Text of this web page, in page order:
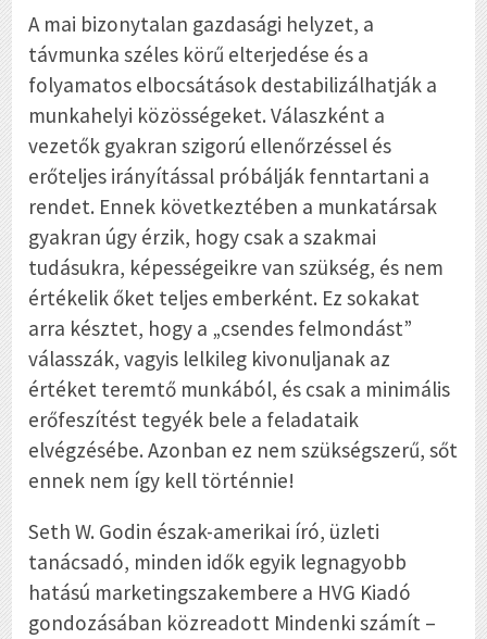
A mai bizonytalan gazdasági helyzet, a
távmunka széles körű elterjedése és a
folyamatos elbocsátások destabilizálhatják a
munkahelyi közösségeket. Válaszként a
vezetők gyakran szigorú ellenőrzéssel és
erőteljes irányítással próbálják fenntartani a
rendet. Ennek következtében a munkatársak
gyakran úgy érzik, hogy csak a szakmai
tudásukra, képességeikre van szükség, és nem
értékelik őket teljes emberként. Ez sokakat
arra késztet, hogy a „csendes felmondást”
válasszák, vagyis lelkileg kivonuljanak az
értéket teremtő munkából, és csak a minimális
erőfeszítést tegyék bele a feladataik
elvégzésébe. Azonban ez nem szükségszerű, sőt
ennek nem így kell történnie!
Seth W. Godin észak-amerikai író, üzleti
tanácsadó, minden idők egyik legnagyobb
hatású marketingszakembere a HVG Kiadó
gondozásában közreadott Mindenki számít –